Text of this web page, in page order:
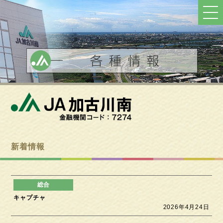
新着情報
キャプチャ
2026年4月24日